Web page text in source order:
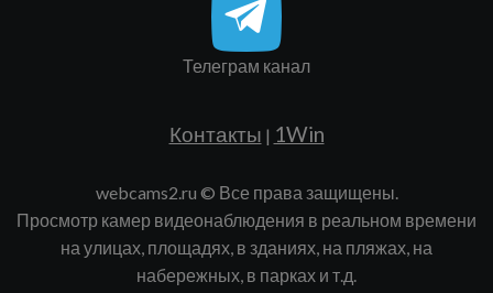
Телеграм канал
Контакты | 1Win
webcams2.ru © Все права защищены.
Просмотр камер видеонаблюдения в реальном времени
на улицах, площадях, в зданиях, на пляжах, на
набережных, в парках и т.д.